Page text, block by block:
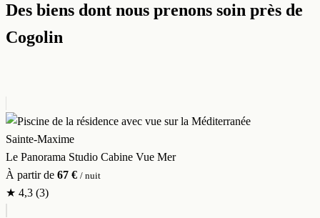
Des biens dont nous prenons soin près de
Cogolin
Sainte-Maxime
Le Panorama Studio Cabine Vue Mer
À partir de 67 € / nuit
★ 4,3 (3)